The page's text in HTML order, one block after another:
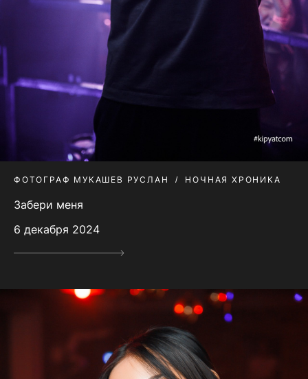
ФОТОГРАФ МУКАШЕВ РУСЛАН НОЧНАЯ ХРОНИКА
Забери меня
6 декабря 2024